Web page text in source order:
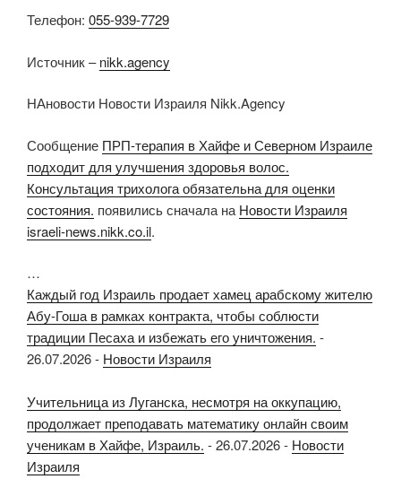
Телефон: 055-939-7729
Источник –nikk.agency
НАновости Новости Израиля Nikk.Agency
Сообщение ПРП-терапия в Хайфе и Северном Израиле
подходит для улучшения здоровья волос.
Консультация трихолога обязательна для оценки
состояния. появились сначала на Новости Израиля
israeli-news.nikk.co.il.
…
Каждый год Израиль продает хамец арабскому жителю
Абу-Гоша в рамках контракта, чтобы соблюсти
традиции Песаха и избежать его уничтожения. -
26.07.2026- Новости Израиля
Учительница из Луганска, несмотря на оккупацию,
продолжает преподавать математику онлайн своим
ученикам в Хайфе, Израиль. -26.07.2026- Новости
Израиля